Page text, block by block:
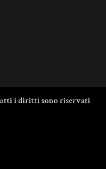
i diritti sono riservati